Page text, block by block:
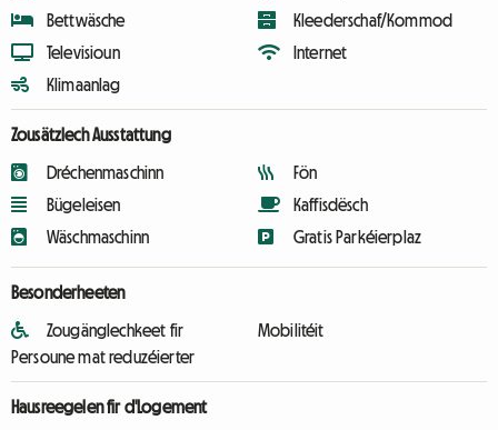
Bettwäsche
Televisioun
Klimaanlag
Kleederschaf/Kommod
Internet
Zousätzlech Ausstattung
Dréchenmaschinn
Bügeleisen
Wäschmaschinn
Fön
Kaffisdësch
Gratis Parkéierplaz
Besonderheeten
Zougänglechkeet fir
Persoune mat reduzéierter
Mobilitéit
Hausreegelen fir d'Logement